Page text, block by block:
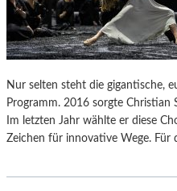
Nur selten steht die gigantische,
Programm. 2016 sorgte
Im letzten Jahr wählte er diese
Zeichen für innovative Wege. Für